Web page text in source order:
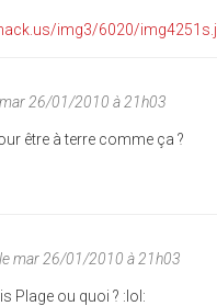
26/01/2010 à 21h03
être à terre comme ça ?
le mar 26/01/2010 à 21h03
Plage ou quoi ? :lol: